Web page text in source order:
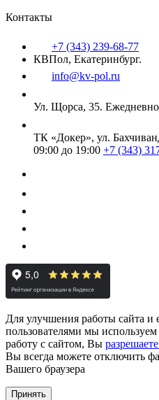
Контакты
+7 (343) 239-68-77
КВПол, Екатеринбург.
info@kv-pol.ru
Ул. Щорса, 35.
ТК «Докер», ул.
09:00 до 19:00 +7 (343)
Для улучшения работы сайта и
пользователями мы
работу с сайтом, Вы
Вы всегда можете отключить
Вашего браузера
Принять